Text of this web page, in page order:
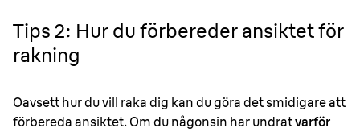
Tips 2: Hur du förbereder ansiktet för
rakning
Oavsett hur du vill raka dig kan du göra det smidigare att
förbereda ansiktet. Om du någonsin har undratvarför